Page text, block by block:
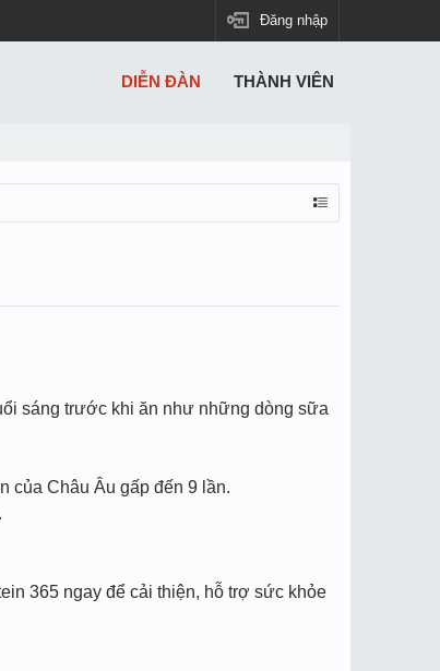
Đăng nhập
sáng trước khi ăn như những dòng sữa
của Châu Âu gấp đến 9 lần.
365 ngay để cải thiện, hỗ trợ sức khỏe
DIỄN ĐÀN THÀNH VIÊN